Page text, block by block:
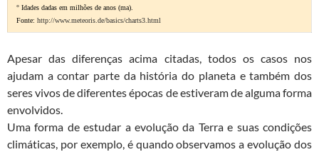
° Idades dadas em milhões de anos (ma).
Fonte: http://www.meteoris.de/basics/charts3.html
Apesar das diferenças acima citadas, todos os casos nos
ajudam a contar parte da história do planeta e também dos
seres vivos de diferentes épocas de estiveram de alguma forma
envolvidos.
Uma forma de estudar a evolução da Terra e suas condições
climáticas, por exemplo, é quando observamos a evolução dos